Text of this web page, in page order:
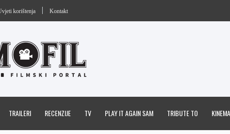
korištenja Kontakt
TRAILERI RECENZIJE TV PLAY IT AGAIN SAM TRIBUTE TO